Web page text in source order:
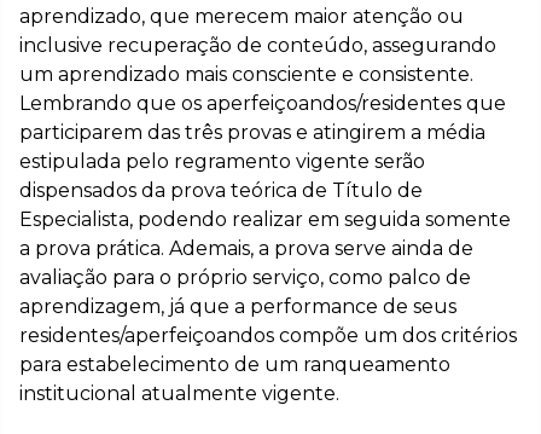
aprendizado, que merecem maior atenção ou
inclusive recuperação de conteúdo, assegurando
um aprendizado mais consciente e consistente.
Lembrando que os aperfeiçoandos/residentes que
participarem das três provas e atingirem a média
estipulada pelo regramento vigente serão
dispensados da prova teórica de Título de
Especialista, podendo realizar em seguida somente
a prova prática. Ademais, a prova serve ainda de
avaliação para o próprio serviço, como palco de
aprendizagem, já que a performance de seus
residentes/aperfeiçoandos compõe um dos critérios
para estabelecimento de um ranqueamento
institucional atualmente vigente.